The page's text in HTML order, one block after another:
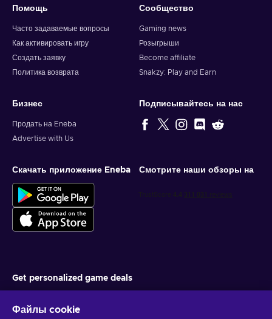
Помощь
Часто задаваемые вопросы
Как активировать игру
Создать заявку
Политика возврата
Сообщество
Gaming news
Розыгрыши
Become affiliate
Snakzy: Play and Earn
Бизнес
Продать на Eneba
Advertise with Us
Подписывайтесь на нас
Скачать приложение Eneba Смотрите наши обзоры на
Get personalized game deals
Файлы cookie